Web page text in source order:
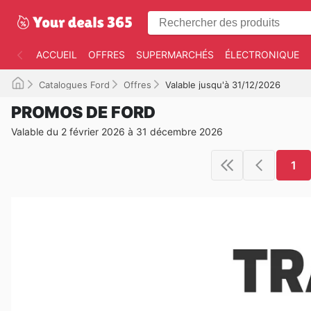
ACCUEIL OFFRES SUPERMARCHÉS ÉLECTRONIQUE
Catalogues Ford Offres Valable jusqu'à 31/12/2026
PROMOS DE FORD
Valable du 2 février 2026 à 31 décembre 2026
1